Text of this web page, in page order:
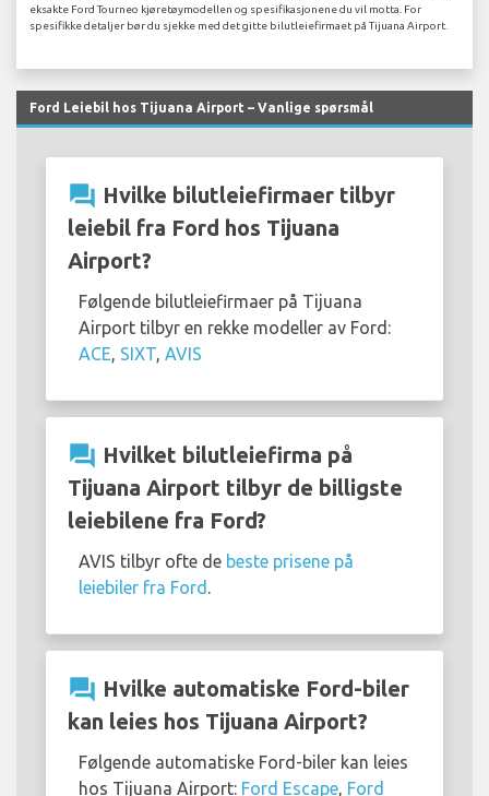
eksakte Ford Tourneo kjøretøymodellen og spesifikasjonene du vil motta. For
spesifikke detaljer bør du sjekke med det gitte bilutleiefirmaet på Tijuana Airport.
Ford Leiebil hos Tijuana Airport – Vanlige spørsmål
question_answer Hvilke bilutleiefirmaer tilbyr
leiebil fra Ford hos Tijuana
Airport?
Følgende bilutleiefirmaer på Tijuana
Airport tilbyr en rekke modeller av Ford:
ACE SIXT AVIS
question_answer Hvilket bilutleiefirma på
Tijuana Airport tilbyr de billigste
leiebilene fra Ford?
AVIS tilbyr ofte de beste prisene på
leiebiler fra Ford
question_answer Hvilke automatiske Ford-biler
kan leies hos Tijuana Airport?
Følgende automatiske Ford-biler kan leies
hos Tijuana Airport: Ford Escape Ford